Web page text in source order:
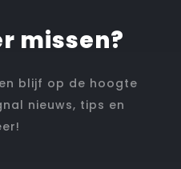
missen?
en blijf op de hoogte
nieuws, tips en